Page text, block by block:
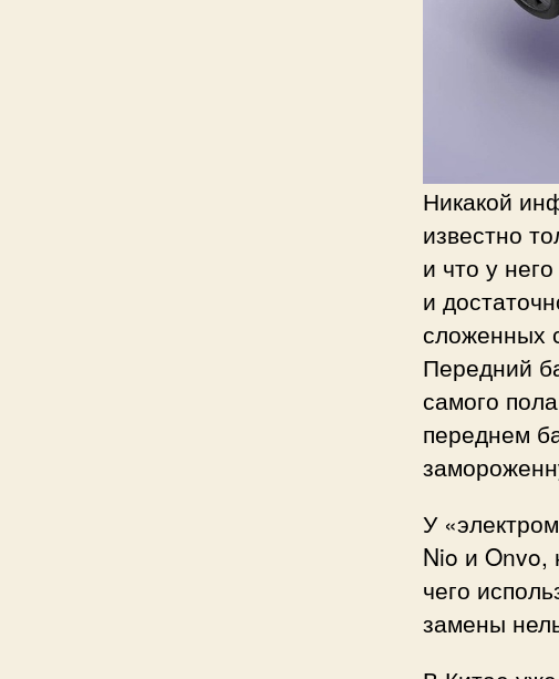
Никакой
известно
и что у
и
сложенных
Передний
самого
переднем
У
Nio и Onvo,
чего
замены